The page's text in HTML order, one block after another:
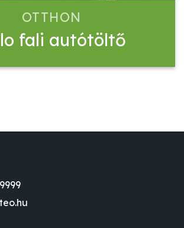
OTTHON
fali autótöltő